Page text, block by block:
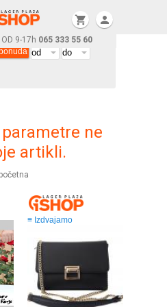
9-17h 065 333 55 60
shopping_cart person
ne
artikli.
početna